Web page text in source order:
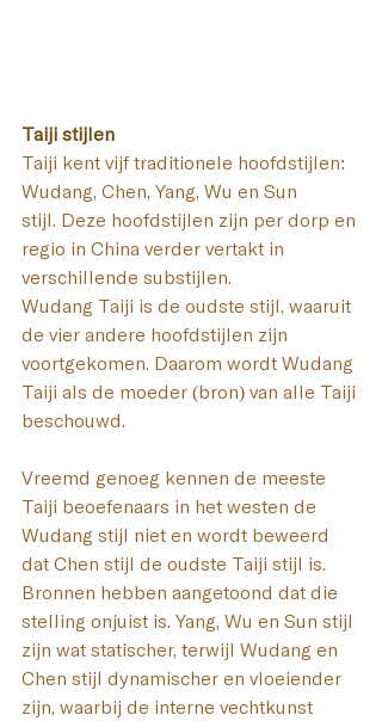
Taiji stijlen
Taiji kent vijf traditionele hoofdstijlen:
Wudang, Chen, Yang, Wu en Sun
stijl. Deze hoofdstijlen zijn per dorp en
regio in China verder vertakt in
verschillende substijlen.
Wudang Taiji is de oudste stijl, waaruit
de vier andere hoofdstijlen zijn
voortgekomen. Daarom wordt Wudang
Taiji als de moeder (bron) van alle Taiji
beschouwd.
Vreemd genoeg kennen de meeste
Taiji beoefenaars in het westen de
Wudang stijl niet en wordt beweerd
dat Chen stijl de oudste Taiji stijl is.
Bronnen hebben aangetoond dat die
stelling onjuist is. Yang, Wu en Sun stijl
zijn wat statischer, terwijl Wudang en
Chen stijl dynamischer en vloeiender
zijn, waarbij de interne vechtkunst